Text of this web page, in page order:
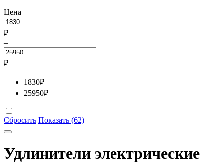
Цена
₽
–
₽
1830₽
25950₽
Сбросить Показать (62)
Удлинители электрические